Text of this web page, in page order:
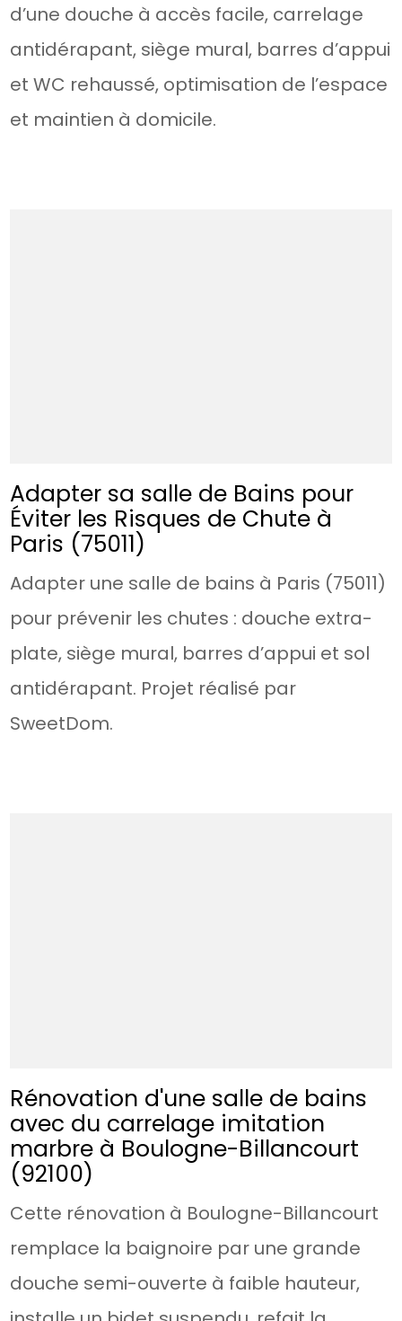
d’une douche à accès facile, carrelage
antidérapant, siège mural, barres d’appui
et WC rehaussé, optimisation de l’espace
et maintien à domicile.
Adapter sa salle de Bains pour
Éviter les Risques de Chute à
Paris (75011)
Adapter une salle de bains à Paris (75011)
pour prévenir les chutes : douche extra-
plate, siège mural, barres d’appui et sol
antidérapant. Projet réalisé par
SweetDom.
Rénovation d'une salle de bains
avec du carrelage imitation
marbre à Boulogne-Billancourt
(92100)
Cette rénovation à Boulogne-Billancourt
remplace la baignoire par une grande
douche semi-ouverte à faible hauteur,